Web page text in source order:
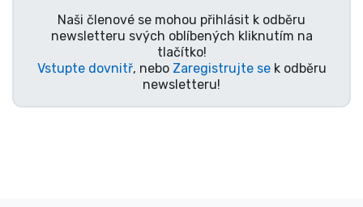
Naši členové se mohou přihlásit k odběru
newsletteru svých oblíbených kliknutím na
tlačítko!
Vstupte dovnitř, nebo Zaregistrujte sek odběru
newsletteru!
Anime věci
Hráčské věci